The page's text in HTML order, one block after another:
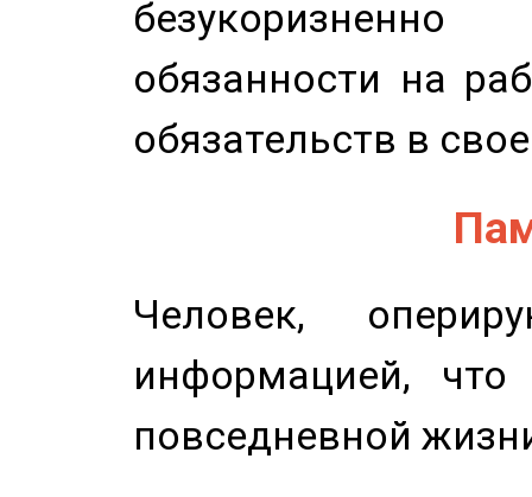
обязанности на
обязательств в
Человек,
информацией,
повседневной